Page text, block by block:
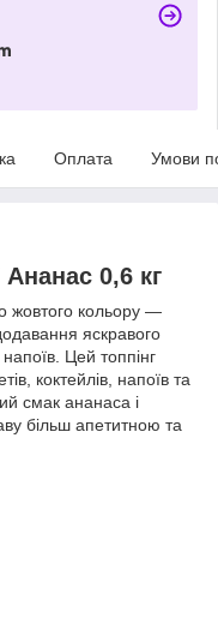
Оплата Умови
0,6 кг
жовтого кольору —
яскравого
Цей топпінг
коктейлів, напоїв та
смак ананаса і
більш апетитною та